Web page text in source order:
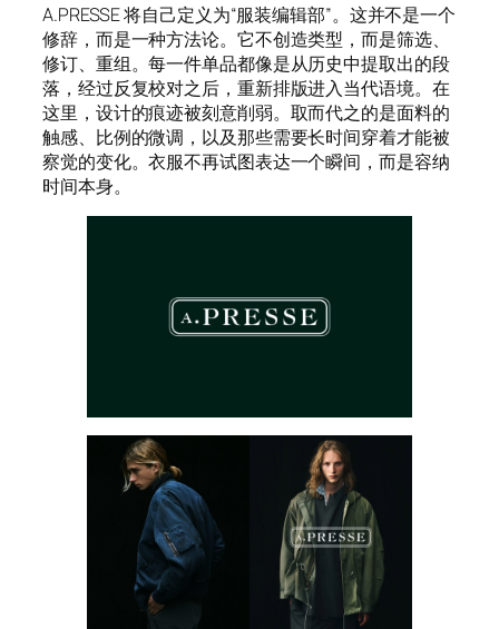
A.PRESSE 将自己定义为“服装编辑部”。这并不是一个
修辞，而是一种方法论。它不创造类型，而是筛选、
修订、重组。每一件单品都像是从历史中提取出的段
落，经过反复校对之后，重新排版进入当代语境。在
这里，设计的痕迹被刻意削弱。取而代之的是面料的
触感、比例的微调，以及那些需要长时间穿着才能被
察觉的变化。衣服不再试图表达一个瞬间，而是容纳
时间本身。